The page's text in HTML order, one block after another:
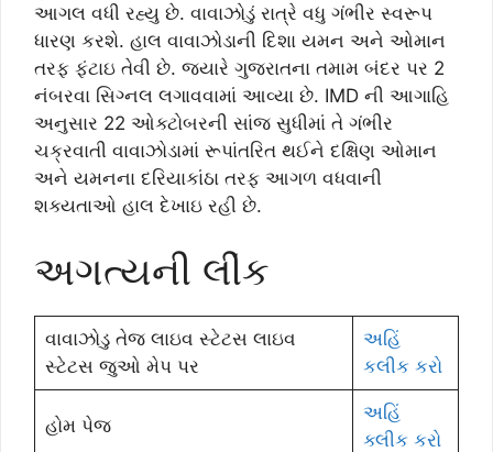
આગલ વધી રહ્યુ છે. વાવાઝોડું રાત્રે વધુ ગંભીર સ્વરૂપ
ધારણ કરશે. હાલ વાવાઝોડાની દિશા યમન અને ઓમાન
તરફ ફંટાઇ તેવી છે. જ્યારે ગુજરાતના તમામ બંદર પર 2
નંબરવા સિગ્નલ લગાવવામાં આવ્યા છે. IMD ની આગાહિ
અનુસાર 22 ઓક્ટોબરની સાંજ સુધીમાં તે ગંભીર
ચક્રવાતી વાવાઝોડામાં રૂપાંતરિત થઈને દક્ષિણ ઓમાન
અને યમનના દરિયાકાંઠા તરફ આગળ વધવાની
શક્યતાઓ હાલ દેખાઇ રહી છે.
અગત્યની લીંક
વાવાઝોડુ તેજ લાઇવ સ્ટેટસ લાઇવ
સ્ટેટસ જુઓ મેપ પર
અહિં
કલીક કરો
હોમ પેજ
અહિં
ક્લીક કરો